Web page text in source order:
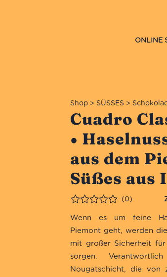
ONLINE
Shop > SÜSSES >
Cuadro
•
aus dem
Süßes aus
(0)
Wenn es um feine
Piemont geht, werden
mit großer Sicherheit für
sorgen.
Nougatschicht, die von